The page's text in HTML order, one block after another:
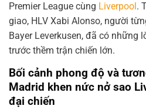
Premier League cùng Liverpool .
giao, HLV Xabi Alonso, người
Bayer Leverkusen, đã có những
trước thềm trận chiến lớn.
Bối cảnh phong độ và
Madrid khen nức nở sao
đại chiến